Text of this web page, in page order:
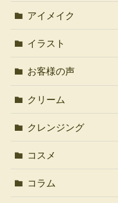
アイメイク
イラスト
お客様の声
クリーム
クレンジング
コスメ
コラム